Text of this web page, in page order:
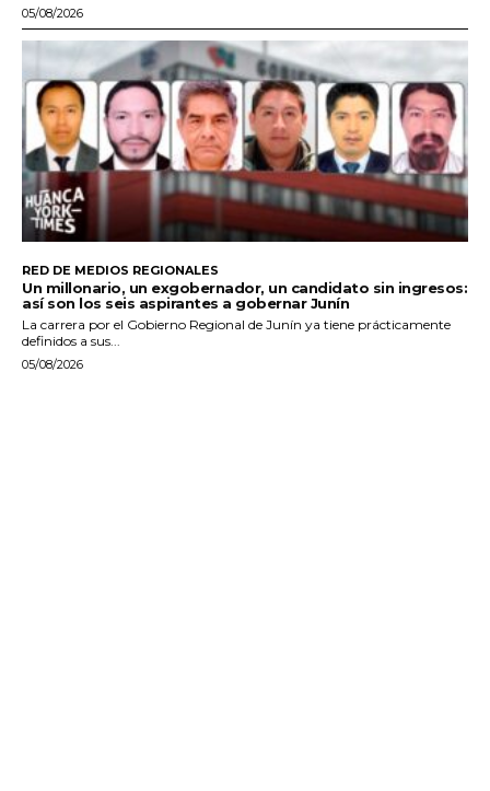
05/08/2026
RED DE MEDIOS REGIONALES
Un millonario, un exgobernador, un candidato sin ingresos:
así son los seis aspirantes a gobernar Junín
La carrera por el Gobierno Regional de Junín ya tiene prácticamente
definidos a sus...
05/08/2026